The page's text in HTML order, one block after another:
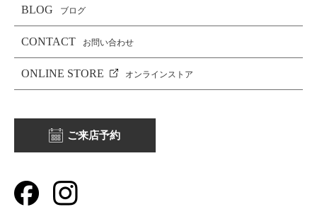
BLOG ブログ
CONTACT お問い合わせ
ONLINE STORE オンラインストア
ご来店予約